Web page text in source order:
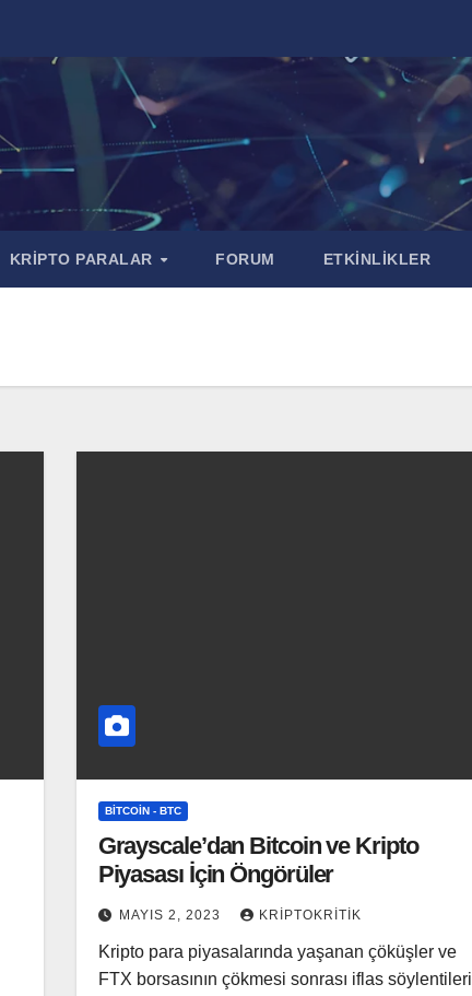
KRİPTO PARALAR FORUM ETKİNLİKLER
BITCOIN - BTC
Grayscale’dan Bitcoin ve Kripto
Piyasası İçin Öngörüler
MAYIS 2, 2023 KRIPTOKRITIK
Kripto para piyasalarında yaşanan çöküşler ve
FTX borsasının çökmesi sonrası iflas söylentileri